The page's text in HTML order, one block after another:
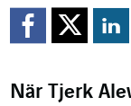
Dela
När Tjerk